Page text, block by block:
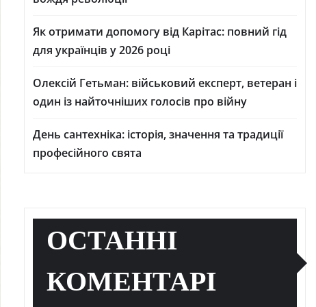
Як отримати допомогу від Карітас: повний гід
для українців у 2026 році
Олексій Гетьман: військовий експерт, ветеран і
один із найточніших голосів про війну
День сантехніка: історія, значення та традиції
професійного свята
ОСТАННІ
КОМЕНТАРІ